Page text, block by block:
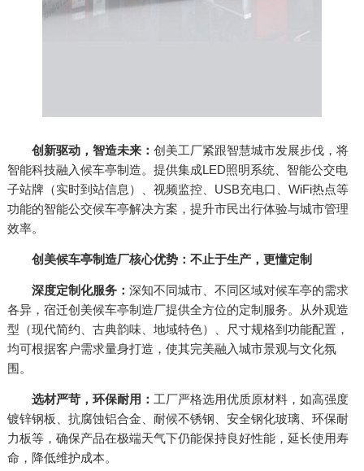
创新驱动，智造未来： 创美工厂紧跟智慧城市发展步伐，将
智能科技融入候车亭制造。提供集成LED照明系统、智能公交电
子站牌（实时到站信息）、视频监控、USB充电口、WiFi热点等
功能的智能公交候车亭解决方案，提升市民出行体验与城市管理
效率。
创美候车亭制造厂核心优势：不止于生产，更懂定制
深度定制化服务： 深知不同城市、不同区域对候车亭的需求
各异，宿迁创美候车亭制造厂提供全方位的定制服务。从外观造
型（现代简约、古典韵味、地域特色）、尺寸规格到功能配置，
均可根据客户需求量身打造，使其完美融入城市景观与文化氛
围。
选材严苛，环保耐用： 工厂严格选用优质原材料，如高强度
镀锌钢板、抗腐蚀铝合金、耐候不锈钢、安全钢化玻璃、环保耐
力板等，确保产品在极端天气下仍能保持良好性能，延长使用寿
命，降低维护成本。